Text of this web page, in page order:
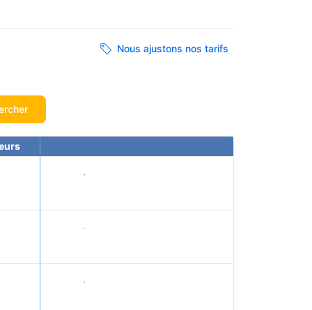
Nous ajustons nos tarifs
Voir les tarifs
Voir les tarifs
Voir les tarifs